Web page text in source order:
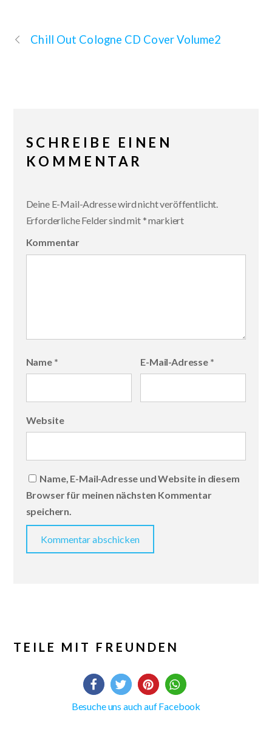
Chill Out Cologne CD Cover Volume2
SCHREIBE EINEN
KOMMENTAR
Deine E-Mail-Adresse wird nicht veröffentlicht.
Erforderliche Felder sind mit *markiert
Kommentar
Name * E-Mail-Adresse *
Website
Name, E-Mail-Adresse und Website in diesem
Browser für meinen nächsten Kommentar
speichern.
TEILE MIT FREUNDEN
Besuche uns auch auf Facebook